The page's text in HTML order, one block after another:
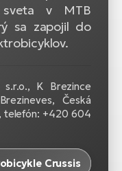
sveta v MTB
sa zapojil do
s.r.o., K Brezince
Česká
telefón: +420 604
Crussis